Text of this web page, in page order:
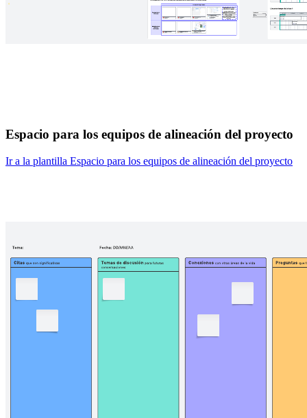
Espacio para los equipos de alineación del proyecto
Ir a la plantilla Espacio para los equipos de alineación del proyecto